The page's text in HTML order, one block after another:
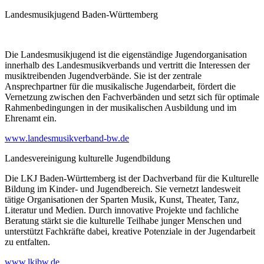
Landesmusikjugend Baden-Württemberg
Die Landesmusikjugend ist die eigenständige Jugendorganisation
innerhalb des Landesmusikverbands und vertritt die Interessen der
musiktreibenden Jugendverbände. Sie ist der zentrale
Ansprechpartner für die musikalische Jugendarbeit, fördert die
Vernetzung zwischen den Fachverbänden und setzt sich für optimale
Rahmenbedingungen in der musikalischen Ausbildung und im
Ehrenamt ein.
www.landesmusikverband-bw.de
Landesvereinigung kulturelle Jugendbildung
Die LKJ Baden-Württemberg ist der Dachverband für die Kulturelle
Bildung im Kinder- und Jugendbereich. Sie vernetzt landesweit
tätige Organisationen der Sparten Musik, Kunst, Theater, Tanz,
Literatur und Medien. Durch innovative Projekte und fachliche
Beratung stärkt sie die kulturelle Teilhabe junger Menschen und
unterstützt Fachkräfte dabei, kreative Potenziale in der Jugendarbeit
zu entfalten.
www.lkjbw.de